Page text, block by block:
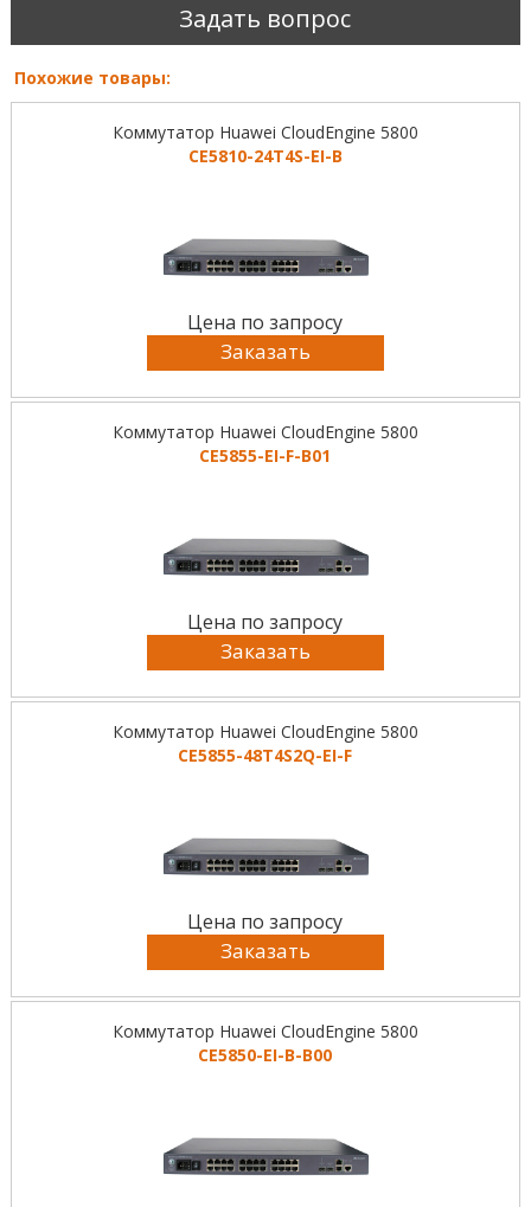
Задать вопрос
Похожие товары:
Коммутатор Huawei CloudEngine 5800
CE5810-24T4S-EI-B
Цена по запросу
Заказать
Коммутатор Huawei CloudEngine 5800
CE5855-EI-F-B01
Цена по запросу
Заказать
Коммутатор Huawei CloudEngine 5800
CE5855-48T4S2Q-EI-F
Цена по запросу
Заказать
Коммутатор Huawei CloudEngine 5800
CE5850-EI-B-B00